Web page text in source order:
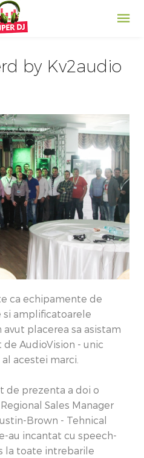
by Kv2audio
ca echipamente de
amplificatoarele
avut placerea sa asistam
de AudioVision - unic
acestei marci.
de prezenta a doi o
Sales Manager
Brown - Tehnical
au incantat cu speech-
la toate intrebarile